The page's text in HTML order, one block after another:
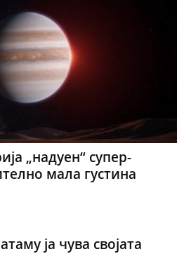
„надуен“ супер-
мала густина
ја чува својата